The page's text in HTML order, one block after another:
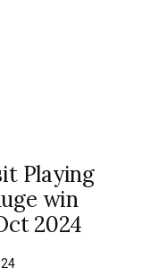
Playing
win
2024